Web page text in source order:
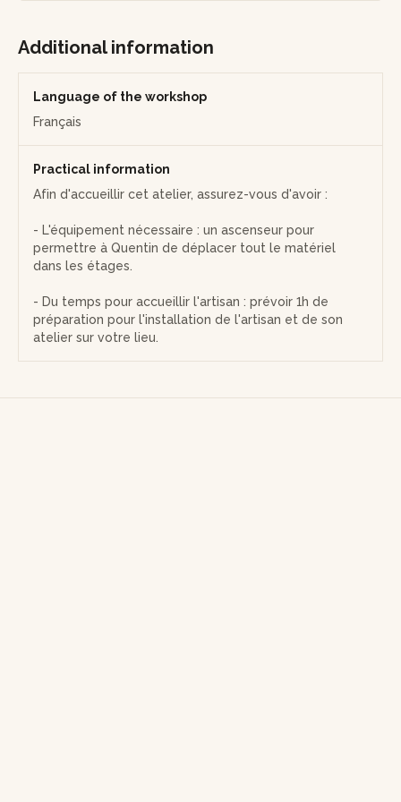
accueillir l’atelier dans vos locaux, voir ci-dessous les
prérequis de l'atelier dans les "Informations pratiques".
Additional information
Language of the workshop
Français
Practical information
Afin d'accueillir cet atelier, assurez-vous d'avoir :
- L'équipement nécessaire : un ascenseur pour
permettre à Quentin de déplacer tout le matériel
dans les étages.
- Du temps pour accueillir l'artisan : prévoir 1h de
préparation pour l'installation de l'artisan et de son
atelier sur votre lieu.